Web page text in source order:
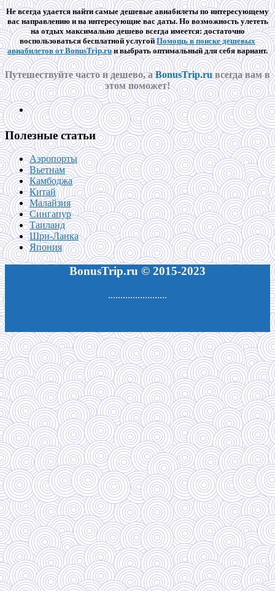
Не всегда удается найти самые дешевые авиабилеты по интересующему
вас направлению и на интересующие вас даты. Но возможность улететь
на отдых максимально дешево всегда имеется: достаточно
воспользоваться бесплатной услугойПомощь в поиске дешевых
авиабилетов от BonusTrip.ru и выбрать оптимальный для себя вариант.
Путешествуйте часто и дешево, а BonusTrip.ru всегда вам в
этом поможет!
Полезные статьи
Аэропорты
Вьетнам
Камбоджа
Китай
Малайзия
Сингапур
Таиланд
Шри-Ланка
Япония
BonusTrip.ru © 2015-2023
........................